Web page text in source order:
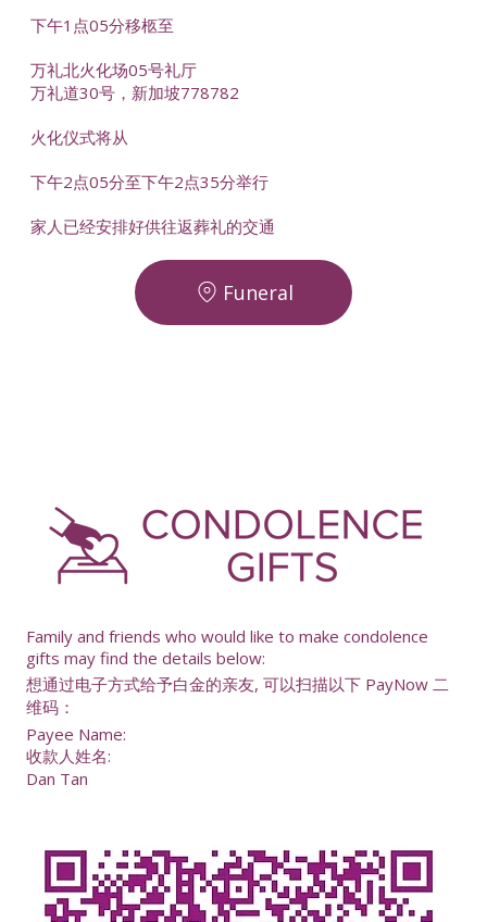
下午1点05分移柩至
万礼北火化场05号礼厅
万礼道30号，新加坡778782
火化仪式将从
下午2点05分至下午2点35分举行
家人已经安排好供往返葬礼的交通
Funeral
Family and friends who would like to make condolence
gifts may find the details below:
想通过电子方式给予白金的亲友, 可以扫描以下 PayNow 二
维码：
Payee Name:
收款人姓名:
Dan Tan